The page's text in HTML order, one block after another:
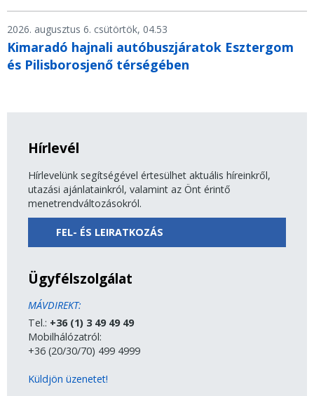
2026. augusztus 6. csütörtök, 04.53
Kimaradó hajnali autóbuszjáratok Esztergom
és Pilisborosjenő térségében
Hírlevél
Hírlevelünk segítségével értesülhet aktuális híreinkről,
utazási ajánlatainkról, valamint az Önt érintő
menetrendváltozásokról.
FEL- ÉS LEIRATKOZÁS
Ügyfélszolgálat
MÁVDIREKT:
Tel.: +36 (1) 3 49 49 49
Mobilhálózatról:
+36 (20/30/70) 499 4999
Küldjön üzenetet!